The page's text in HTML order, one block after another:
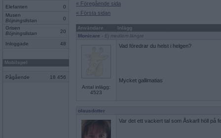
Elefanten
0
Musen
Böjningslistan
0
Grisen
Böjningslistan
20
Inloggade 48
Mobilspel
Pågående 18 456
« Föregående sida
« Första sidan
Användare
Inlägg
Monicare - Ej medlem längre
Antal inlägg:
4523
Vad föredrar du helst i helgen?
Mycket gallimatias
olausdotter
Var det ett vackert tal som Åskarll höll på